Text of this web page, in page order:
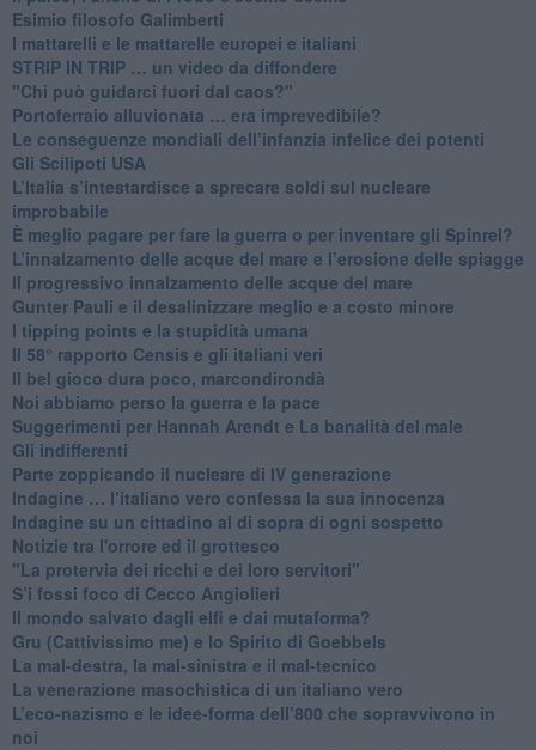
Esimio filosofo Galimberti
​I mattarelli e le mattarelle europei e italiani
​STRIP IN TRIP … un video da diffondere
"Chi può guidarci fuori dal caos?"
​Portoferraio alluvionata … era imprevedibile?
Le conseguenze mondiali dell’infanzia infelice dei potenti
​Gli Scilipoti USA
L’Italia s’intestardisce a sprecare soldi sul nucleare
improbabile
È meglio pagare per fare la guerra o per inventare gli Spinrel?
​L’innalzamento delle acque del mare e l’erosione delle spiagge
​Il progressivo innalzamento delle acque del mare
​Gunter Pauli e il desalinizzare meglio e a costo minore
I tipping points e la stupidità umana
​Il 58° rapporto Censis e gli italiani veri
​Il bel gioco dura poco, marcondirondà
Noi abbiamo perso la guerra e la pace
Suggerimenti per Hannah Arendt e La banalità del male
​Gli indifferenti
Parte zoppicando il nucleare di IV generazione
​Indagine … l’italiano vero confessa la sua innocenza
Indagine su un cittadino al di sopra di ogni sospetto
Notizie tra l'orrore ed il grottesco
"La protervia dei ricchi e dei loro servitori"
S’i fossi foco di Cecco Angiolieri
​Il mondo salvato dagli elfi e dai mutaforma?
Gru (Cattivissimo me) e lo Spirito di Goebbels
​La mal-destra, la mal-sinistra e il mal-tecnico
​La venerazione masochistica di un italiano vero
​L’eco-nazismo e le idee-forma dell’800 che sopravvivono in
noi